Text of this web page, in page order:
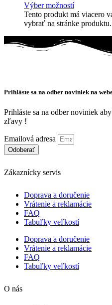
Výber možností
Tento produkt má viacero
vybrať na stránke produktu.
Prihláste sa na odber noviniek na
Prihláste sa na odber noviniek
zľavy !
Emailová adresa
Odoberať
Zákaznícky servis
Doprava a doručenie
Vrátenie a reklamácie
FAQ
Tabuľky veľkostí
Doprava a doručenie
Vrátenie a reklamácie
FAQ
Tabuľky veľkostí
O nás